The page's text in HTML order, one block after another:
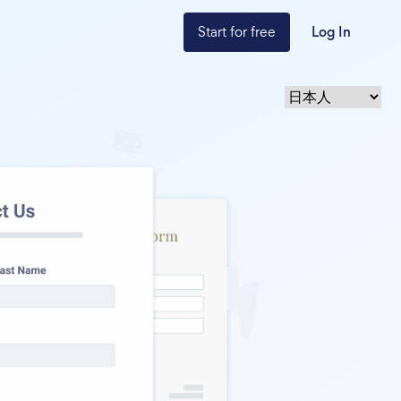
Start for free Log In